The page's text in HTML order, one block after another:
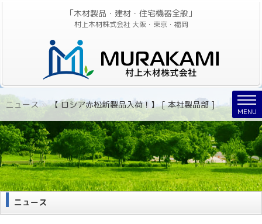
「木材製品・建材・住宅機器全般」
村上木材株式会社 大阪・東京・福岡
MENU
ニュース » 【 ロシア赤松新製品入荷！】 [ 本社製品部 ]
ニュース